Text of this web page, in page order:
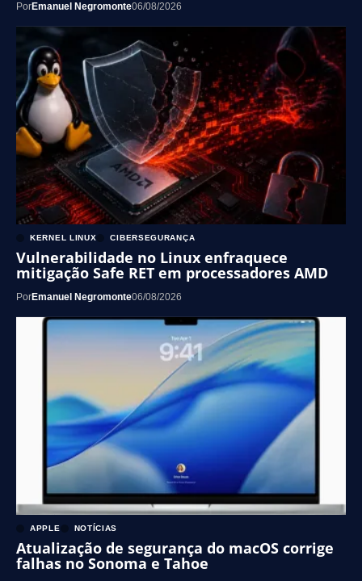
PorEmanuel Negromonte06/08/2026
KERNEL LINUX CIBERSEGURANÇA
Vulnerabilidade no Linux enfraquece
mitigação Safe RET em processadores AMD
PorEmanuel Negromonte06/08/2026
APPLE NOTÍCIAS
Atualização de segurança do macOS corrige
falhas no Sonoma e Tahoe